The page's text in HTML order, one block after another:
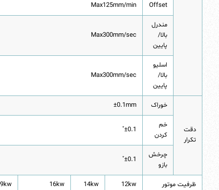
Offset
Max125mm/min
مندرل
بالا/
پایین
Max300mm/sec
اسلیو
بالا/
پایین
Max300mm/sec
دقت
تکرار
خوراک ±0.1mm
خم
کردن
±0.1˚
چرخش
بازو
±0.1˚
ظرفیت موتور 12kw
14kw
16kw